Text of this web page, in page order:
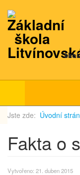
Jste zde: Úvodní
Fakta o
Vytvořeno: 21. duben 2015